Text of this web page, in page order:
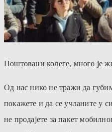
Поштовани колеге, много је
Од нас нико не тражи да
покажете и да се учланите у
не продајете за пакет